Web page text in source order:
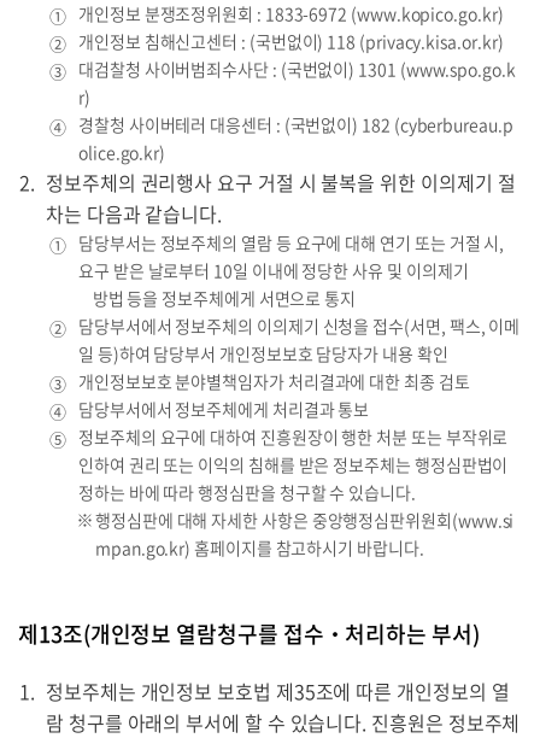
① 개인정보 분쟁조정위원회 : 1833-6972 (www.kopico.go.kr)
② 개인정보 침해신고센터 : (국번없이) 118 (privacy.kisa.or.kr)
③ 대검찰청 사이버범죄수사단 : (국번없이) 1301 (www.spo.go.k
r)
④ 경찰청 사이버테러 대응센터 : (국번없이) 182 (cyberbureau.p
olice.go.kr)
정보주체의 권리행사 요구 거절 시 불복을 위한 이의제기 절
차는 다음과 같습니다.
① 담당부서는 정보주체의 열람 등 요구에 대해 연기 또는 거절 시,
요구 받은 날로부터 10일 이내에 정당한 사유 및 이의제기
방법 등을 정보주체에게 서면으로 통지
② 담당부서에서 정보주체의 이의제기 신청을 접수(서면, 팩스, 이메
일 등)하여 담당부서 개인정보보호 담당자가 내용 확인
③ 개인정보보호 분야별책임자가 처리결과에 대한 최종 검토
④ 담당부서에서 정보주체에게 처리결과 통보
⑤ 정보주체의 요구에 대하여 진흥원장이 행한 처분 또는 부작위로
인하여 권리 또는 이익의 침해를 받은 정보주체는 행정심판법이
정하는 바에 따라 행정심판을 청구할 수 있습니다.
행정심판에 대해 자세한 사항은 중앙행정심판위원회(www.si
mpan.go.kr) 홈페이지를 참고하시기 바랍니다.
제13조(개인정보 열람청구를 접수‧처리하는 부서)
정보주체는 개인정보 보호법 제35조에 따른 개인정보의 열
람 청구를 아래의 부서에 할 수 있습니다. 진흥원은 정보주체